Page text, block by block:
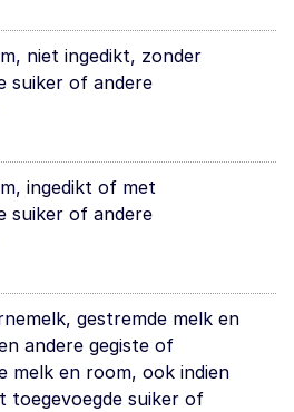
niet ingedikt, zonder
suiker of andere
ingedikt of met
suiker of andere
gestremde melk en
andere gegiste of
melk en room, ook indien
toegevoegde suiker of